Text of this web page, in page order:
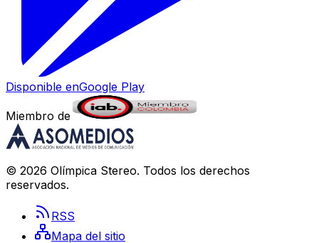
Disponible enGoogle Play
Miembro de
© 2026 Olímpica Stereo. Todos los derechos
reservados.
RSS
Mapa del sitio